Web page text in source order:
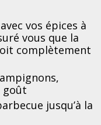
vos épices à
vous que la
complètement
goût
jusqu’à la